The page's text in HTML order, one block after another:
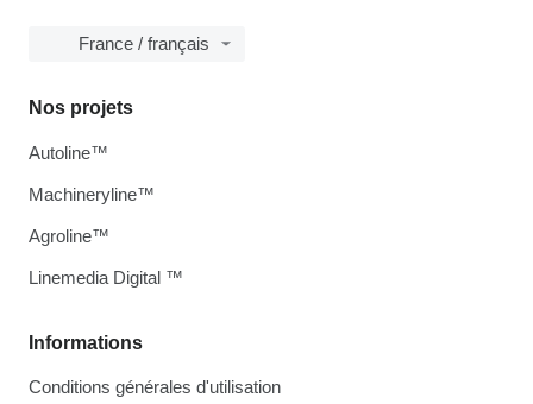
France / français
Informations
Conditions générales d'utilisation
Nos projets
Autoline™
Machineryline™
Agroline™
Linemedia Digital ™